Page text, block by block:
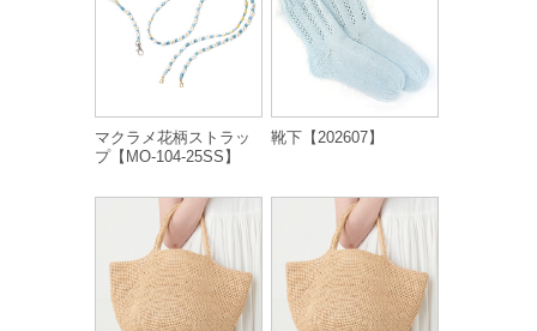
マクラメ花柄ストラッ
プ【MO-104-25SS】
靴下【202607】